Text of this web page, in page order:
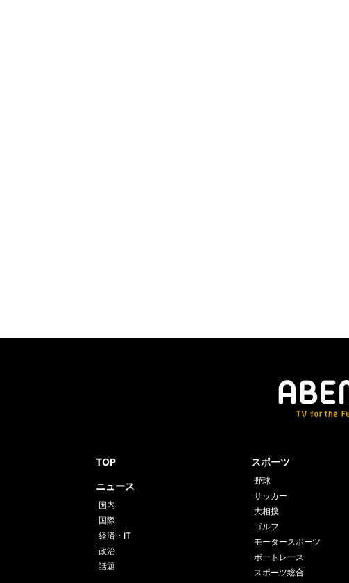
TOP
ニュース
国内
国際
経済・IT
政治
話題
スポーツ
野球
サッカー
大相撲
ゴルフ
モータースポーツ
ボートレース
スポーツ総合